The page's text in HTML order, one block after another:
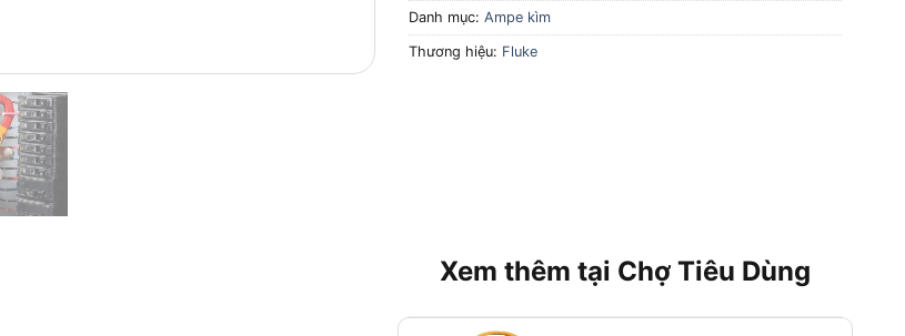
Danh mục: Ampe kìm
Thương hiệu: Fluke
Xem thêm tại Chợ Tiêu Dùng